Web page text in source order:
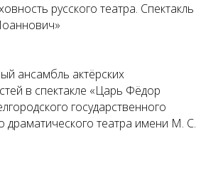
русского театра. Спектакль
ансамбль актёрских
в спектакле «Царь Фёдор
государственного
драматического театра имени М. С.